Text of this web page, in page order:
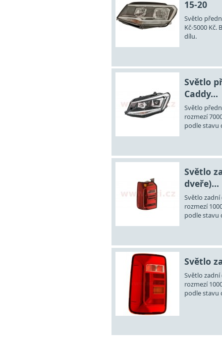
15-20
Světlo
Kč-5000 Kč.
dílu.
Světlo
Caddy...
Světlo
rozmezí
podle stavu
Světlo
dveře)...
Světlo zadní
rozmezí
podle stavu
Světlo
Světlo zadní
rozmezí
podle stavu